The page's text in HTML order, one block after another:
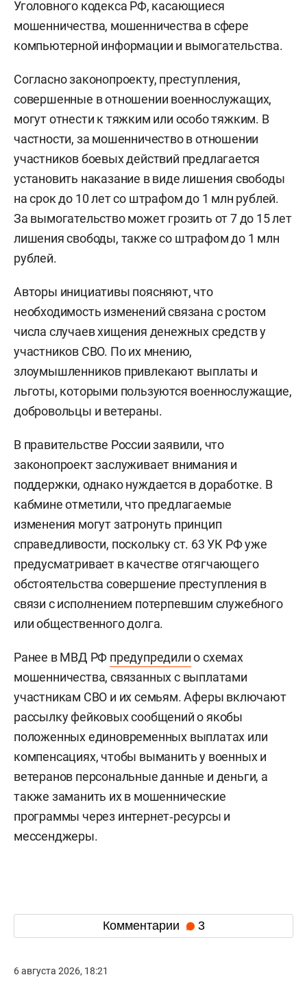
Уголовного кодекса РФ, касающиеся
мошенничества, мошенничества в сфере
компьютерной информации и вымогательства.
Согласно законопроекту, преступления,
совершенные в отношении военнослужащих,
могут отнести к тяжким или особо тяжким. В
частности, за мошенничество в отношении
участников боевых действий предлагается
установить наказание в виде лишения свободы
на срок до 10 лет со штрафом до 1 млн рублей.
За вымогательство может грозить от 7 до 15 лет
лишения свободы, также со штрафом до 1 млн
рублей.
Авторы инициативы поясняют, что
необходимость изменений связана с ростом
числа случаев хищения денежных средств у
участников СВО. По их мнению,
злоумышленников привлекают выплаты и
льготы, которыми пользуются военнослужащие,
добровольцы и ветераны.
В правительстве России заявили, что
законопроект заслуживает внимания и
поддержки, однако нуждается в доработке. В
кабмине отметили, что предлагаемые
изменения могут затронуть принцип
справедливости, поскольку ст. 63 УК РФ уже
предусматривает в качестве отягчающего
обстоятельства совершение преступления в
связи с исполнением потерпевшим служебного
или общественного долга.
Ранее в МВД РФ предупредилио схемах
мошенничества, связанных с выплатами
участникам СВО и их семьям. Аферы включают
рассылку фейковых сообщений о якобы
положенных единовременных выплатах или
компенсациях, чтобы выманить у военных и
ветеранов персональные данные и деньги, а
также заманить их в мошеннические
программы через интернет‑ресурсы и
мессенджеры.
Комментарии 3
6 августа 2026, 18:21